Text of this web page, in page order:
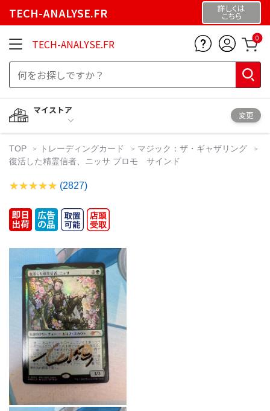
TECH-ANALYSE.FR 詳しくは
こちら
TECH-ANALYSE.FR 0
マイストア
変更
TOP トレーディングカード
マジック：ザ・ギャザリング
復活した精霊信者、ニッサ プロモ サインド
(2827)